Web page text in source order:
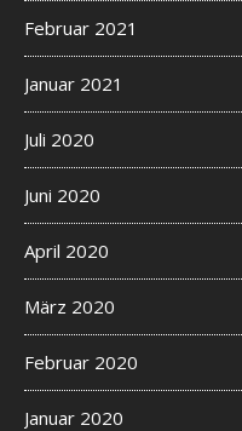
Februar 2021
Januar 2021
Juli 2020
Juni 2020
April 2020
März 2020
Februar 2020
Januar 2020